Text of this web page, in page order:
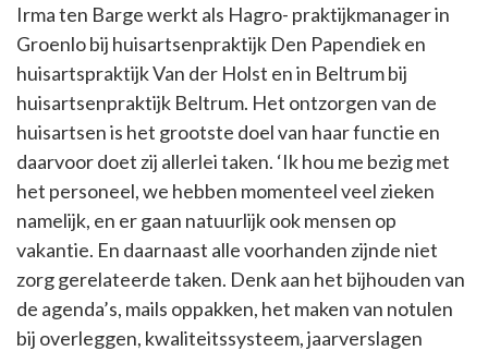
Irma ten Barge werkt als Hagro- praktijkmanager in
Groenlo bij huisartsenpraktijk Den Papendiek en
huisartspraktijk Van der Holst en in Beltrum bij
huisartsenpraktijk Beltrum. Het ontzorgen van de
huisartsen is het grootste doel van haar functie en
daarvoor doet zij allerlei taken. ‘Ik hou me bezig met
het personeel, we hebben momenteel veel zieken
namelijk, en er gaan natuurlijk ook mensen op
vakantie. En daarnaast alle voorhanden zijnde niet
zorg gerelateerde taken. Denk aan het bijhouden van
de agenda’s, mails oppakken, het maken van notulen
bij overleggen, kwaliteitssysteem, jaarverslagen